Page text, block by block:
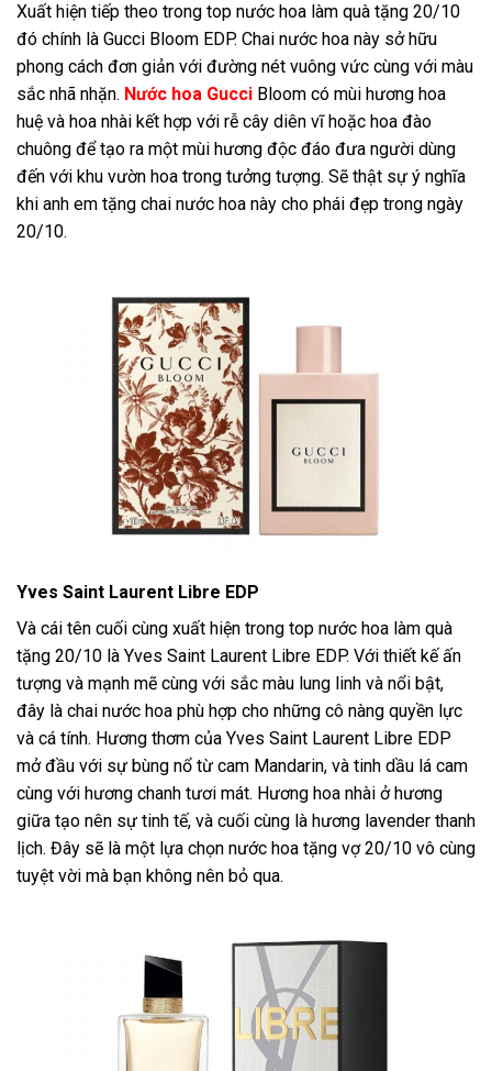
Xuất hiện tiếp theo trong top nước hoa làm quà tặng 20/10
đó chính là Gucci Bloom EDP. Chai nước hoa này sở hữu
phong cách đơn giản với đường nét vuông vức cùng với màu
sắc nhã nhặn. Nước hoa Gucci Bloom có mùi hương hoa
huệ và hoa nhài kết hợp với rễ cây diên vĩ hoặc hoa đào
chuông để tạo ra một mùi hương độc đáo đưa người dùng
đến với khu vườn hoa trong tưởng tượng. Sẽ thật sự ý nghĩa
khi anh em tặng chai nước hoa này cho phái đẹp trong ngày
20/10.
Yves Saint Laurent Libre EDP
Và cái tên cuối cùng xuất hiện trong top nước hoa làm quà
tặng 20/10 là Yves Saint Laurent Libre EDP. Với thiết kế ấn
tượng và mạnh mẽ cùng với sắc màu lung linh và nổi bật,
đây là chai nước hoa phù hợp cho những cô nàng quyền lực
và cá tính. Hương thơm của Yves Saint Laurent Libre EDP
mở đầu với sự bùng nổ từ cam Mandarin, và tinh dầu lá cam
cùng với hương chanh tươi mát. Hương hoa nhài ở hương
giữa tạo nên sự tinh tế, và cuối cùng là hương lavender thanh
lịch. Đây sẽ là một lựa chọn nước hoa tặng vợ 20/10 vô cùng
tuyệt vời mà bạn không nên bỏ qua.